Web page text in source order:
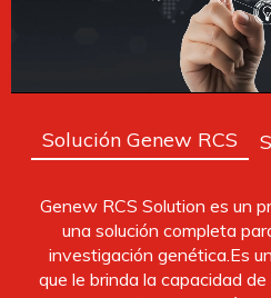
Solución Genew RCS
Genew RCS Solution es un
una solución completa
investigación genética.Es
que le brinda la capacidad